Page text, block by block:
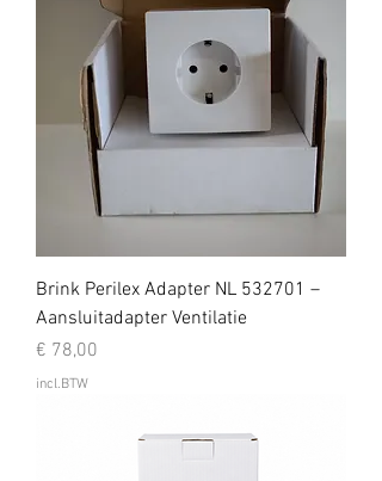
Brink Perilex Adapter NL 532701 –
Aansluitadapter Ventilatie
Prijs
€ 78,00
incl.BTW